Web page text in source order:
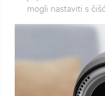
mogli nastaviti s